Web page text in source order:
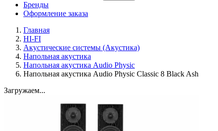
Бренды
Оформление заказа
Главная
HI-FI
Акустические системы (Акустика)
Напольная акустика
Напольная акустика Audio Physic
Напольная акустика Audio Physic Classic 8 Black Ash
Загружаем...